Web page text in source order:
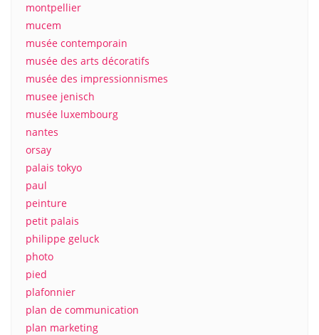
montpellier
mucem
musée contemporain
musée des arts décoratifs
musée des impressionnismes
musee jenisch
musée luxembourg
nantes
orsay
palais tokyo
paul
peinture
petit palais
philippe geluck
photo
pied
plafonnier
plan de communication
plan marketing